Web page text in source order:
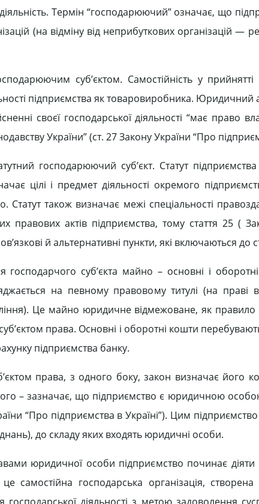
Термін “господарюючий” означає, що
(на відміну від неприбуткових організацій —
суб’єктом. Самостійність у
підприємства як товаровиробника. Юридичний
своєї господарської діяльності “має право
України” (ст. 27 Закону України “Про
господарюючий суб’єкт. Статут
цілі і предмет діяльності окремого
Статут також визначає межі спеціальності
актів підприємства, тому стаття 25 (
й альтернативні пункти, які включаються до
господарчого суб’єкта майно – основні і
на певному правовому титулі (на праві
Це майно юридичне відмежоване, як правило
права. Основні і оборотні кошти
підприємства банку.
права, з одного боку, закон визначає його
– зазначає, що підприємство є юридичною
“Про підприємства в Україні”). Цим підприємство
до складу яких входять юридичні особи.
юридичної особи підприємство починає діяти
самостійна господарська організація,